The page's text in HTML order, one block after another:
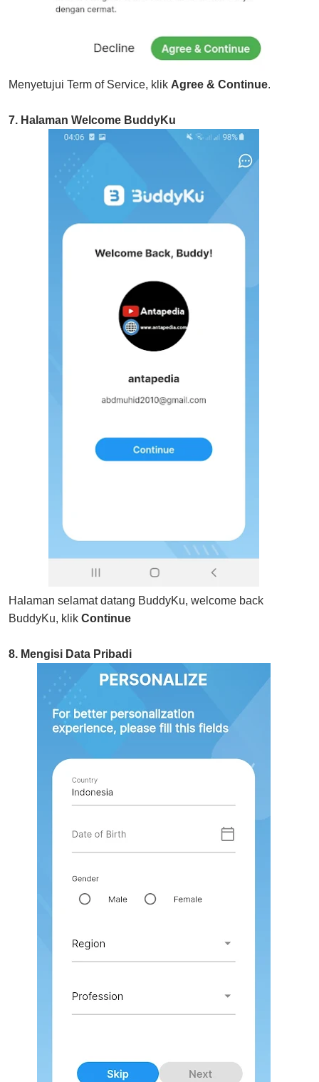
Menyetujui Term of Service, klik Agree & Continue.
7. Halaman Welcome BuddyKu
Halaman selamat datang BuddyKu, welcome back
BuddyKu, klik Continue
8. Mengisi Data Pribadi